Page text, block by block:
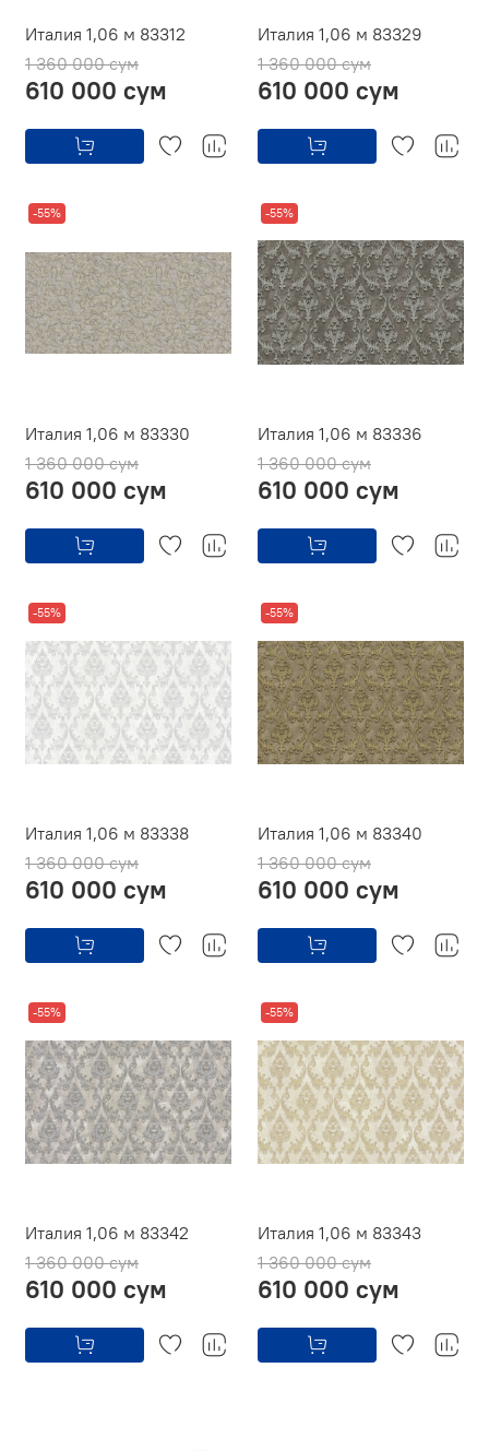
Италия 1,06 м 83312
1 360 000 сум
610 000 сум
Италия 1,06 м 83329
1 360 000 сум
610 000 сум
-55%
Италия 1,06 м 83330
1 360 000 сум
610 000 сум
-55%
Италия 1,06 м 83336
1 360 000 сум
610 000 сум
-55%
Италия 1,06 м 83338
1 360 000 сум
610 000 сум
-55%
Италия 1,06 м 83340
1 360 000 сум
610 000 сум
-55%
Италия 1,06 м 83342
1 360 000 сум
610 000 сум
-55%
Италия 1,06 м 83343
1 360 000 сум
610 000 сум